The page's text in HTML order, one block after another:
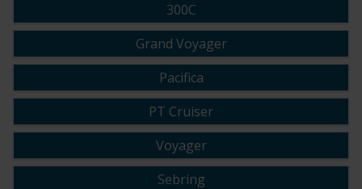
300C
Grand Voyager
Pacifica
PT Cruiser
Voyager
Sebring